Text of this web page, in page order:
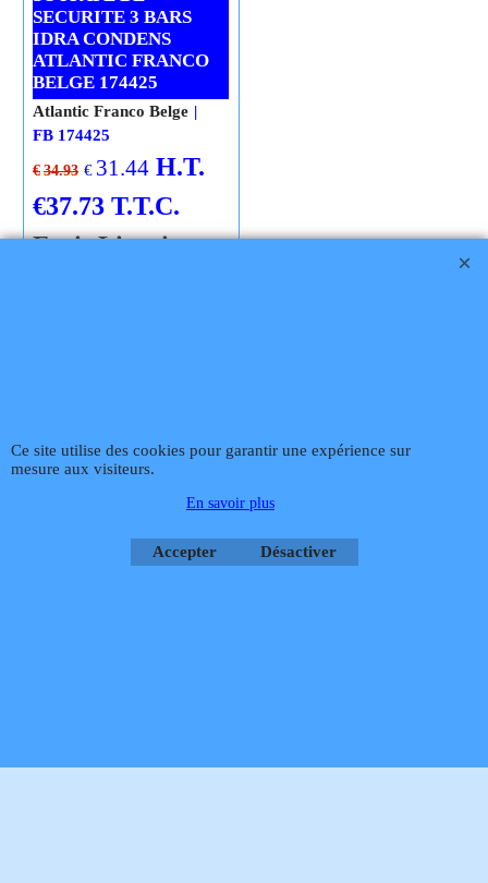
SECURITE 3 BARS
IDRA CONDENS
ATLANTIC FRANCO
BELGE 174425
€ 34.93 € 31.44 H.T.
€37.73 T.T.C.
Frais Livraison
Atlantic Franco Belge
FB 174425
murale gaz ATLANTIC FRANCO-
BELGE.
hébergé par Infomaniak Webmaster Jean-Paul GUY
Ce site utilise des cookies pour garantir une expérience sur
mesure aux visiteurs.
En savoir plus
Accepter Désactiver